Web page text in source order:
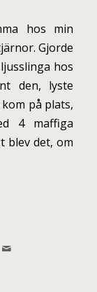
hos min
Gjorde
hos
den, lyste
på plats,
4 maffiga
blev det, om